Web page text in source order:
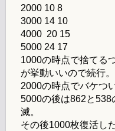
2000 10 8
3000 14 10
4000 20 15
5000 24 17
1000の時点で捨てる
が挙動いいので続行。
2000の時点でバケつ
5000の後は862と538
滅。
その後1000枚復活し